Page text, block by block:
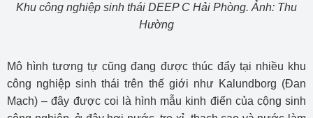
Khu công nghiệp sinh thái DEEP C Hải Phòng. Ảnh: Thu
Hường
Mô hình tương tự cũng đang được thúc đẩy tại nhiều khu
công nghiệp sinh thái trên thế giới như Kalundborg (Đan
Mạch) – đây được coi là hình mẫu kinh điển của cộng sinh